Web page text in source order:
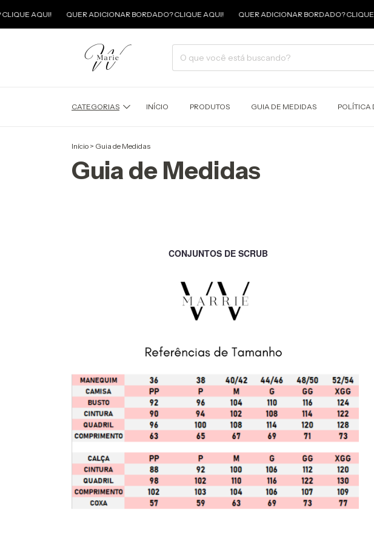
AQUI! QUER ADICIONAR BORDADO? CLIQUE AQUI! QUER ADICIONAR BORDADO? CLIQUE
CATEGORIAS INÍCIO PRODUTOS GUIA DE MEDIDAS POLÍTICA
Início > Guia de Medidas
Guia de Medidas
CONJUNTOS DE SCRUB